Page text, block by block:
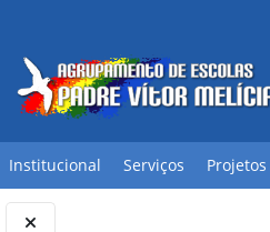
Contrair SAÚDE MENTAL E PREVENÇÃO DA VIOLÊNCIA
Legislação
Institucional Serviços Projetos